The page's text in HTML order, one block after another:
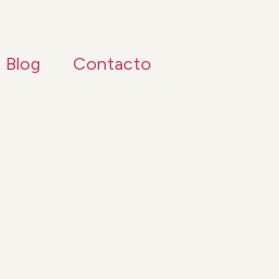
Blog Contacto